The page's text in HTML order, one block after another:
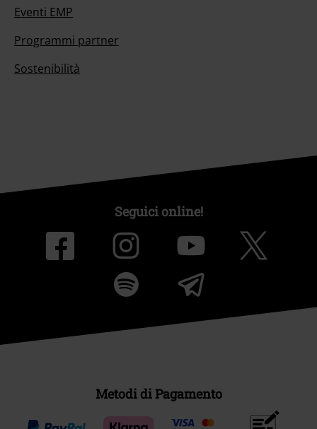
Eventi EMP
Programmi partner
Sostenibilità
Seguici online!
Metodi di Pagamento